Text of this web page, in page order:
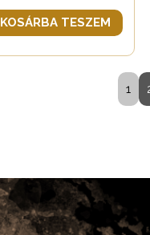
KOSÁRBA TESZEM
1